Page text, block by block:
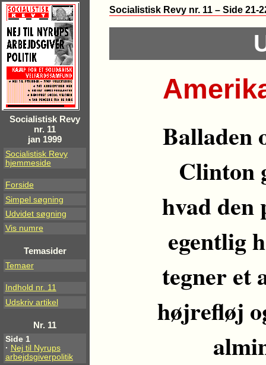
Socialistisk Revy
nr. 11
jan 1999
Socialistisk Revy
hjemmeside
Forside
Simpel søgning
Udvidet søgning
Vis numre
Temasider
Temaer
Indhold nr. 11
Udskriv artikel
Nr. 11
Side 1
· Nej til Nyrups
arbejdsgiverpolitik
Socialistisk Revy nr. 11 – Side 21-
Balladen
Clinton
hvad den
egentlig
tegner et
højrefløj